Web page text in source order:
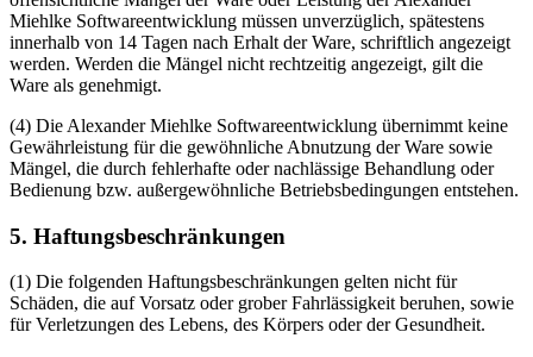
Miehlke Softwareentwicklung müssen unverzüglich, spätestens
innerhalb von 14 Tagen nach Erhalt der Ware, schriftlich angezeigt
werden. Werden die Mängel nicht rechtzeitig angezeigt, gilt die
Ware als genehmigt.
(4) Die Alexander Miehlke Softwareentwicklung übernimmt keine
Gewährleistung für die gewöhnliche Abnutzung der Ware sowie
Mängel, die durch fehlerhafte oder nachlässige Behandlung oder
Bedienung bzw. außergewöhnliche Betriebsbedingungen entstehen.
5. Haftungsbeschränkungen
(1) Die folgenden Haftungsbeschränkungen gelten nicht für
Schäden, die auf Vorsatz oder grober Fahrlässigkeit beruhen, sowie
für Verletzungen des Lebens, des Körpers oder der Gesundheit.